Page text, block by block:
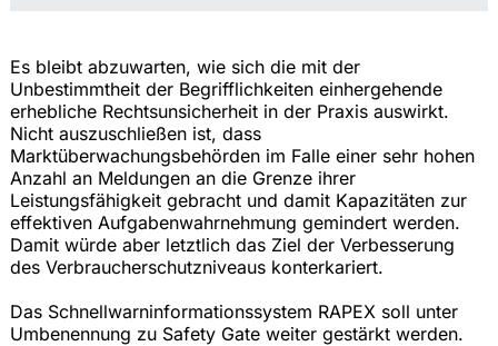
Es bleibt abzuwarten, wie sich die mit der
Unbestimmtheit der Begrifflichkeiten einhergehende
erhebliche Rechtsunsicherheit in der Praxis auswirkt.
Nicht auszuschließen ist, dass
Marktüberwachungsbehörden im Falle einer sehr hohen
Anzahl an Meldungen an die Grenze ihrer
Leistungsfähigkeit gebracht und damit Kapazitäten zur
effektiven Aufgabenwahrnehmung gemindert werden.
Damit würde aber letztlich das Ziel der Verbesserung
des Verbraucherschutzniveaus konterkariert.
Das Schnellwarninformationssystem RAPEX soll unter
Umbenennung zu Safety Gate weiter gestärkt werden.